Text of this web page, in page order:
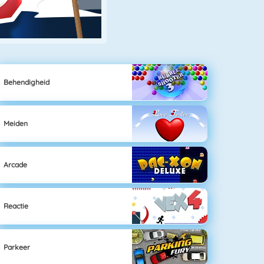
Behendigheid
Meiden
Arcade
Reactie
Parkeer